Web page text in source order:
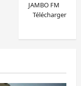
JAMBO FM
Télécharger